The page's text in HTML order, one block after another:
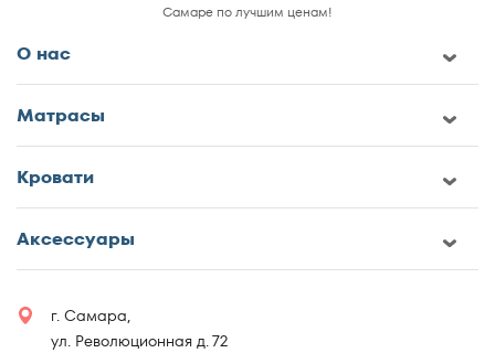
Самаре по лучшим ценам!
О нас
Матрасы
Кровати
Аксессуары
г. Самара,
ул. Революционная д. 72